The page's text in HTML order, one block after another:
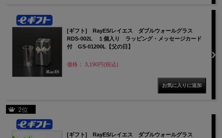
[ギフト] RayES/レイエス ダブルウォールグラス
RDS-002L １個入り ラッピング・メッセージカード
付 GS-01200L【父の日】
価格： 3,190円(税込)
2位
[ギフト] RayES/レイエス ダブルウォールグラス